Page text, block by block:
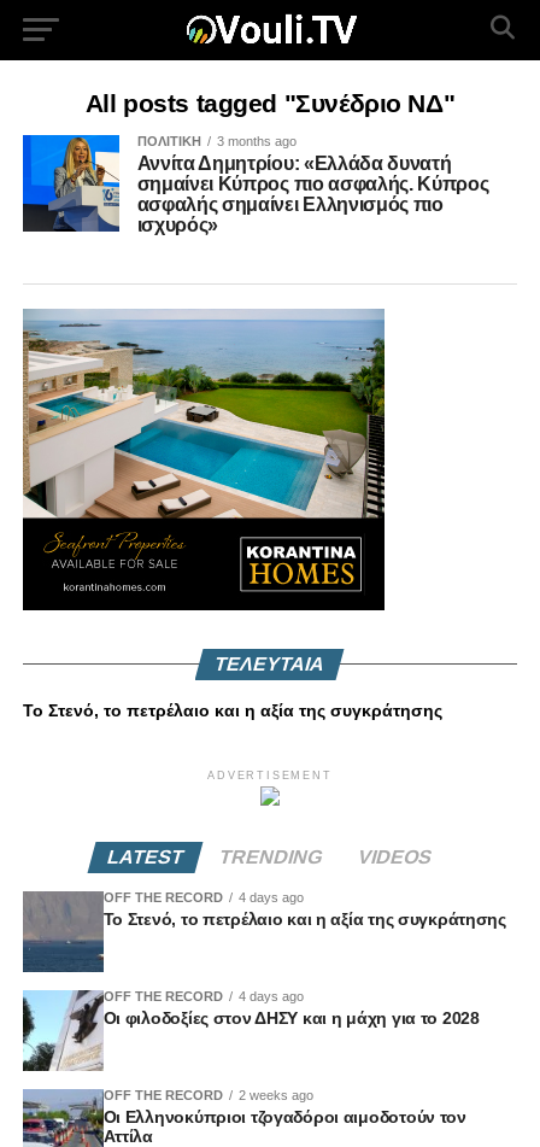
All posts tagged "Συνέδριο ΝΔ"
ΠΟΛΙΤΙΚΗ 3 months ago
Αννίτα Δημητρίου: «Ελλάδα δυνατή
σημαίνει Κύπρος πιο ασφαλής. Κύπρος
ασφαλής σημαίνει Ελληνισμός πιο
ισχυρός»
ΤΕΛΕΥΤΑΙΑ
Το Στενό, το πετρέλαιο και η αξία της συγκράτησης
ADVERTISEMENT
LATEST TRENDING VIDEOS
OFF THE RECORD 4 days ago
Το Στενό, το πετρέλαιο και η αξία της συγκράτησης
OFF THE RECORD 4 days ago
Οι φιλοδοξίες στον ΔΗΣΥ και η μάχη για το 2028
OFF THE RECORD 2 weeks ago
Οι Ελληνοκύπριοι τζογαδόροι αιμοδοτούν τον
Αττίλα